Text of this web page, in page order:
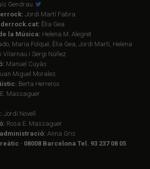
Gendrau
Jordi Martí Fabra
Èlia Gea
la Música: Helena M. Alegret
Maria Folqué, Èlia Gea, Jordi Martí, Helena
Vilarnau i Sergi Núñez
Manuel Cuyàs
Miguel Morales
Berta Herreros
Massaguer
Jordi Novell
Rosa E. Massaguer
Anna Gris
· 08008 Barcelona Tel. 93 237 08 05